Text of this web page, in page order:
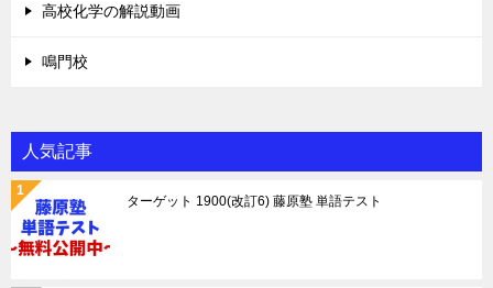
高校化学の解説動画
鳴門校
人気記事
ターゲット 1900(改訂6) 藤原塾 単語テスト